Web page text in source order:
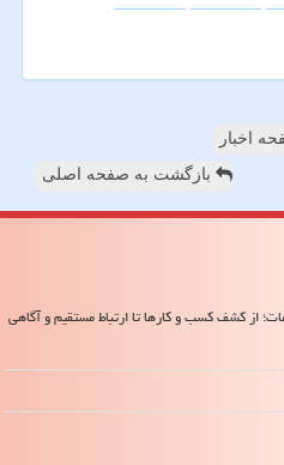
اخبار
بازگشت به صفحه اصلی
از کشف کسب و کارها تا ارتباط مستقیم و آگاهی